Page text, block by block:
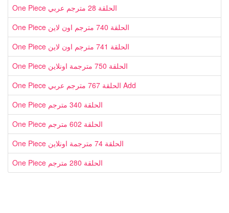
One Piece الحلقة 28 مترجم عربي
One Piece الحلقة 740 مترجم اون لاين
One Piece الحلقة 741 مترجم اون لاين
One Piece الحلقة 750 مترجمة اونلاين
One Piece الحلقة 767 مترجم عربي Add
One Piece الحلقة 340 مترجم
One Piece الحلقة 602 مترجم
One Piece الحلقة 74 مترجمة اونلاين
One Piece الحلقة 280 مترجم